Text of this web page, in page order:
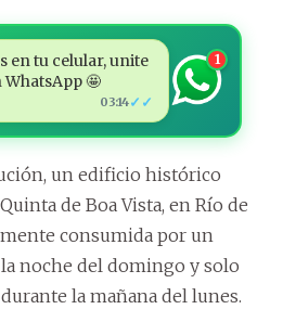
en tu celular, unite
WhatsApp 🤩
03:14✓✓
1
un edificio histórico
de Boa Vista, en Río de
consumida por un
noche del domingo y solo
la mañana del lunes.